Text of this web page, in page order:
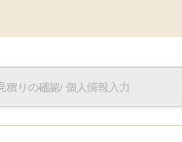
積りの確認/ 個人情報入力